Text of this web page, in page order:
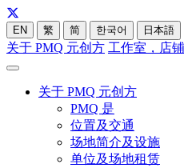
EN 繁 简 한국어 日本語
关于 PMQ 元创方 工作室，店
关于 PMQ 元创方
PMQ 是
位置及交通
场地简介及设施
单位及场地租赁